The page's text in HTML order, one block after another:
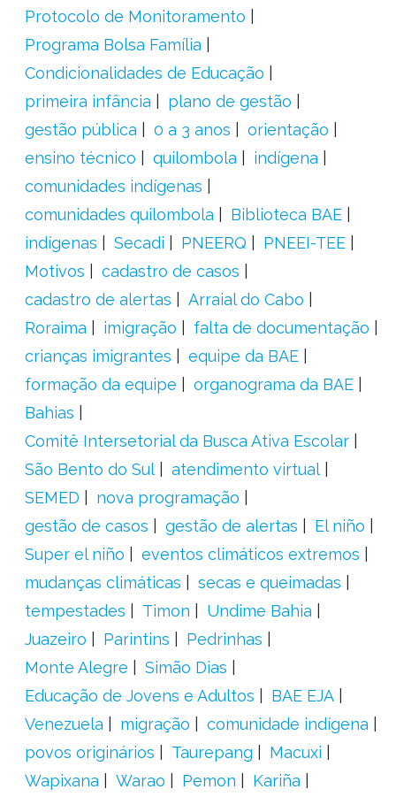
Protocolo de Monitoramento
Programa Bolsa Família
Condicionalidades de Educação
primeira infância
plano de gestão
gestão pública
0 a 3 anos
orientação
ensino técnico
quilombola
indígena
comunidades indígenas
comunidades quilombola
Biblioteca BAE
indígenas
Secadi PNEERQ
PNEEI-TEE
Motivos
cadastro de casos
cadastro de alertas
Arraial do Cabo
Roraima
imigração
falta de documentação
crianças imigrantes
equipe da BAE
formação da equipe
organograma da BAE
Bahias
Comitê Intersetorial da Busca Ativa Escolar
São Bento do Sul
atendimento virtual
SEMED
nova programação
gestão de casos
gestão de alertas
El niño
Super el niño
eventos climáticos extremos
mudanças climáticas
secas e queimadas
tempestades
Timon
Undime Bahia
Juazeiro
Parintins
Pedrinhas
Monte Alegre
Simão Dias
Educação de Jovens e Adultos
BAE EJA
Venezuela
migração
comunidade indígena
povos originários
Taurepang
Macuxi
Wapixana
Warao Pemon
Kariña